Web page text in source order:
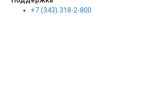
+7 (343) 318-2-800